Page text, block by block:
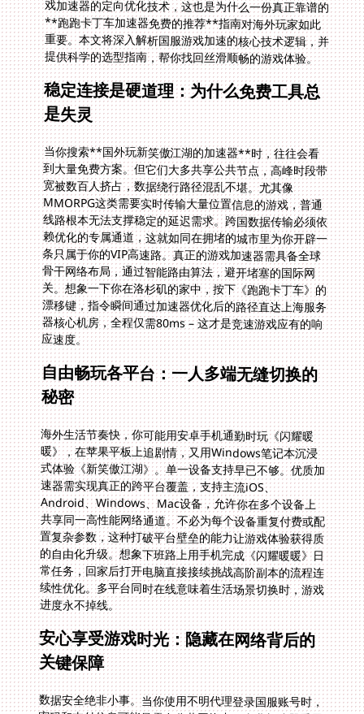
提供科学的选型指南，帮你找回丝滑顺畅的游戏体验。
稳定连接是硬道理：为什么免费工具总
是失灵
当你搜索**国外玩新笑傲江湖的加速器**时，往往会看
到大量免费方案。但它们大多共享公共节点，高峰时段带
宽被数百人挤占，数据绕行路径混乱不堪。尤其像
MMORPG这类需要实时传输大量位置信息的游戏，普通
线路根本无法支撑稳定的延迟需求。跨国数据传输必须依
赖优化的专属通道，这就如同在拥堵的城市里为你开辟一
条只属于你的VIP高速路。真正的游戏加速器需具备全球
骨干网络布局，通过智能路由算法，避开堵塞的国际网
关。想象一下你在洛杉矶的家中，按下《跑跑卡丁车》的
漂移键，指令瞬间通过加速器优化后的路径直达上海服务
器核心机房，全程仅需80ms – 这才是竞速游戏应有的响
应速度。
自由畅玩各平台：一人多端无缝切换的
秘密
海外生活节奏快，你可能用安卓手机通勤时玩《闪耀暖
暖》，在苹果平板上追剧情，又用Windows笔记本沉浸
式体验《新笑傲江湖》。单一设备支持早已不够。优质加
速器需实现真正的跨平台覆盖，支持主流iOS、
Android、Windows、Mac设备，允许你在多个设备上
共享同一高性能网络通道。不必为每个设备重复付费或配
置复杂参数，这种打破平台壁垒的能力让游戏体验获得质
的自由化升级。想象下班路上用手机完成《闪耀暖暖》日
常任务，回家后打开电脑直接接续挑战高阶副本的流程连
续性优化。多平台同时在线意味着生活场景切换时，游戏
进度永不掉线。
安心享受游戏时光：隐藏在网络背后的
关键保障
数据安全绝非小事。当你使用不明代理登录国服账号时，
密码和支付信息可能暴露在公共网络中。专业加速器采用
军用级加密隧道传输，确保每个经过加速节点的游戏封包
都被严格隔离保护。这就像为你的游戏数据穿上隐形装
甲，无论黑客监听还是中间人攻击都无法窥探传输内容。
与此同时，稳定无限流量设计彻底摆脱了传统VPN的月度
限额焦虑。无论是需要**国外打闪耀暖暖怎么才能不卡
**的实时形象加载，还是参加《新笑傲江湖》持续8小时
的帮派战，高清贴图与技能特效都需要稳定大流量支撑。
配合智能带宽优化技术，优先保障游戏流量不受下载、看